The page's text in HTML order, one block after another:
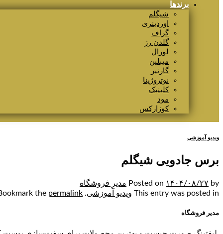
برندها
شیگلم
اوردینری
گراف
گلدن رز
لورال
میبلین
گارنیر
نوتروژینا
کلینیک
مود
کوزارکس
ویدیو آموزشی
برس جادویی شیگلم
Posted on ۱۴۰۴/۰۸/۲۷ by
مدیر فروشگاه
This entry was posted in ویدیو آموزشی. Bookmark the
permalink
مدیر فروشگاه